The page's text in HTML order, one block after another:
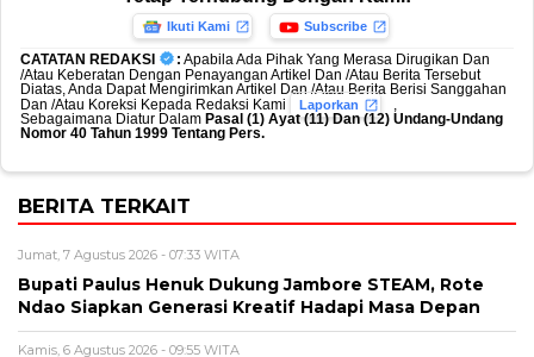
Ikuti Kami Subscribe
CATATAN REDAKSI : Apabila Ada Pihak Yang Merasa Dirugikan Dan
/Atau Keberatan Dengan Penayangan Artikel Dan /Atau Berita Tersebut
Diatas, Anda Dapat Mengirimkan Artikel Dan /Atau Berita Berisi Sanggahan
Dan /Atau Koreksi Kepada Redaksi Kami
Laporkan
Sebagaimana Diatur Dalam Pasal (1) Ayat (11) Dan (12) Undang-Undang
Nomor 40 Tahun 1999 Tentang Pers.
BERITA TERKAIT
Jumat, 7 Agustus 2026 - 07:33 WITA
Bupati Paulus Henuk Dukung Jambore STEAM, Rote
Ndao Siapkan Generasi Kreatif Hadapi Masa Depan
Kamis, 6 Agustus 2026 - 09:55 WITA